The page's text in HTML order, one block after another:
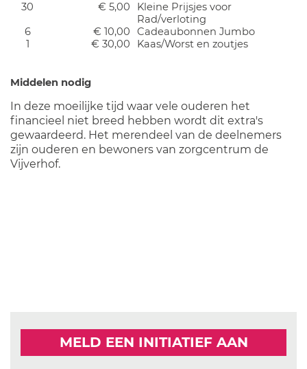
30
€ 5,00
Kleine Prijsjes voor
Rad/verloting
6
€ 10,00
Cadeaubonnen Jumbo
1
€ 30,00 Kaas/Worst en zoutjes
Middelen nodig
In deze moeilijke tijd waar vele ouderen het
financieel niet breed hebben wordt dit extra's
gewaardeerd. Het merendeel van de deelnemers
zijn ouderen en bewoners van zorgcentrum de
Vijverhof.
MELD EEN INITIATIEF AAN